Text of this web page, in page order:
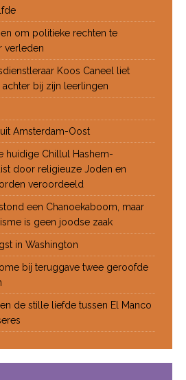
om politieke rechten te
verleden
Koos Caneel liet
achter bij zijn leerlingen
Amsterdam-Oost
huidige Chillul Hashem-
door religieuze Joden en
veroordeeld
een Chanoekaboom, maar
is geen joodse zaak
in Washington
bij teruggave twee geroofde
de stille liefde tussen El Manco